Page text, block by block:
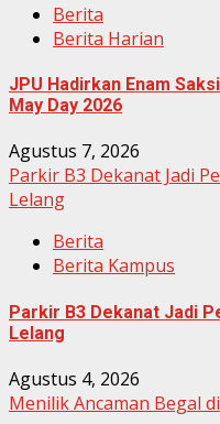
Berita
Berita Harian
JPU Hadirkan Enam
May Day 2026
Agustus 7, 2026
Parkir B3 Dekanat Jadi
Lelang
Berita
Berita Kampus
Parkir B3 Dekanat Jadi
Lelang
Agustus 4, 2026
Menilik Ancaman Begal